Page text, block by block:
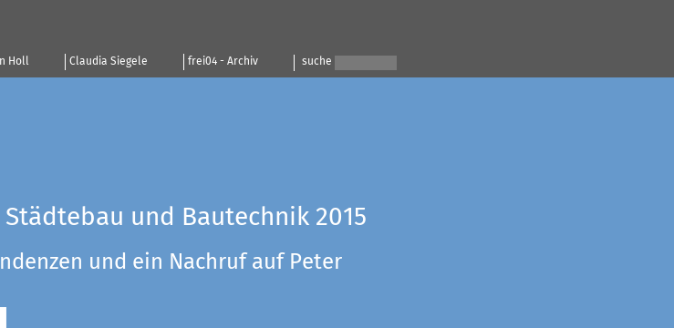
Holl Claudia Siegele frei04 - Archiv suche
und Bautechnik 2015
und ein Nachruf auf Peter